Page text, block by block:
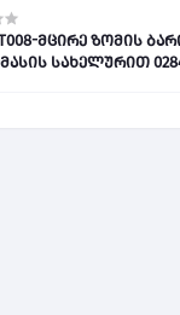
მცირე ზომის
პლასტმასის